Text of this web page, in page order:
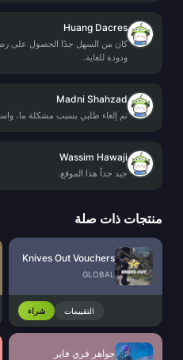
Huang Dacres
كان من السهل جدًا الحصول على
ودودة للغاية.
Madni Shahzad
تم إلغاء طلبي بسبب مشكلة ما،
Wassim Hawaji
جيد جداً هذا الموقع.
منتجات ذات صلة
Knives Out Vouchers
GLOBAL
التقييمات شراء
جواهر فري فاير